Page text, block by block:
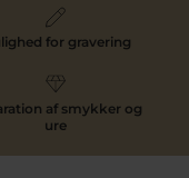
for gravering
af smykker og
ure